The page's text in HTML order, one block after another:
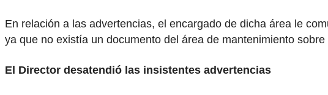
En relación a las advertencias, el encargado de dicha área le
ya que no existía un documento del área de mantenimiento
El Director desatendió las insistentes advertencias